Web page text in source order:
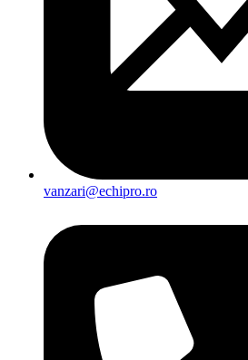
vanzari@echipro.ro